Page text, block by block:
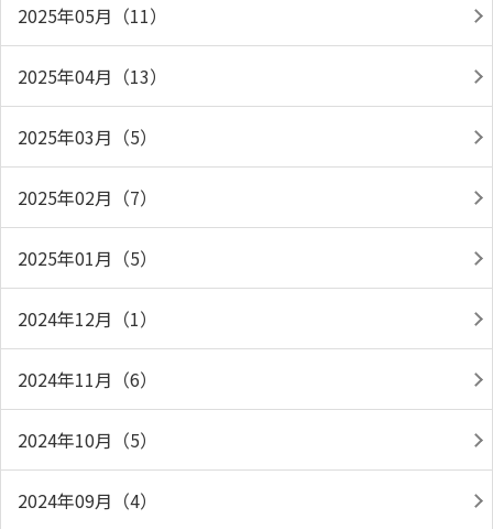
2025年05月（11）
2025年04月（13）
2025年03月（5）
2025年02月（7）
2025年01月（5）
2024年12月（1）
2024年11月（6）
2024年10月（5）
2024年09月（4）